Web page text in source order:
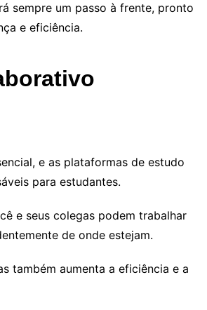
sempre um passo à frente, pronto
e eficiência.
e as plataformas de estudo
para estudantes.
e seus colegas podem trabalhar
de onde estejam.
também aumenta a eficiência e a